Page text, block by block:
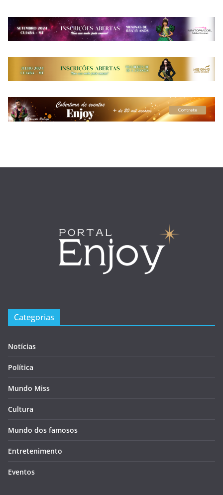
Categorias
Notícias
Política
Mundo Miss
Cultura
Mundo dos famosos
Entretenimento
Eventos